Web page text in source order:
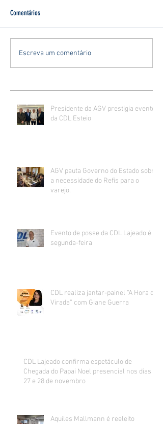
Comentários
Escreva um comentário
Presidente da AGV prestigia evento
da CDL Esteio
AGV pauta Governo do Estado sobre
a necessidade do Refis para o
varejo.
Evento de posse da CDL Lajeado é
segunda-feira
CDL realiza jantar-painel “A Hora da
Virada” com Giane Guerra
CDL Lajeado confirma espetáculo de
Chegada do Papai Noel presencial nos dias
27 e 28 de novembro
Aquiles Mallmann é reeleito